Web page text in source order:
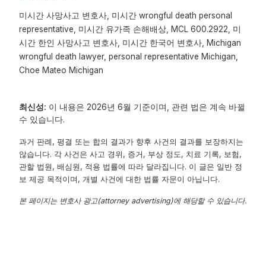
미시간 사망사고 변호사, 미시간 wrongful death personal
representative, 미시간 유가족 손해배상, MCL 600.2922, 미
시간 한인 사망사고 변호사, 미시간 한국어 변호사, Michigan
wrongful death lawyer, personal representative Michigan,
Choe Mateo Michigan
최신성: 이 내용은 2026년 6월 기준이며, 관련 법은 계속 바뀔
수 있습니다.
과거 판례, 평결 또는 합의 결과가 향후 사건의 결과를 보장하지는
않습니다. 각 사건은 사고 경위, 증거, 부상 정도, 치료 기록, 보험,
관할 법원, 배심원, 적용 법률에 따라 달라집니다. 이 글은 일반 정
보 제공 목적이며, 개별 사건에 대한 법률 자문이 아닙니다.
본 페이지는 변호사 광고(attorney advertising)에 해당할 수 있습니다.